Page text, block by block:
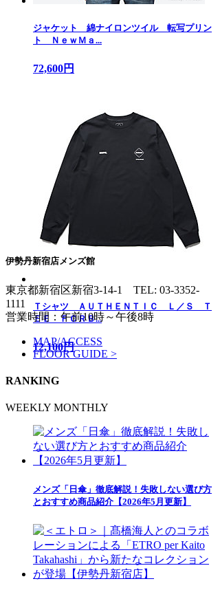
ジャケット 綿ナイロンツイル 転写プリン
ト ＮｅｗＭａ...
72,600円
Ｔシャツ ＡＵＴＨＥＮＴＩＣ Ｌ／Ｓ Ｔ
ＥＥ ＦＣＲＢ...
12,100円
伊勢丹新宿店メンズ館
東京都新宿区新宿3-14-1 TEL: 03-3352-
1111
営業時間：午前10時～午後8時
MAP/ACCESS
FLOOR GUIDE >
RANKING
WEEKLY MONTHLY
メンズ「日傘」徹底解説！失敗しない選び方
とおすすめ商品紹介【2026年5月更新】